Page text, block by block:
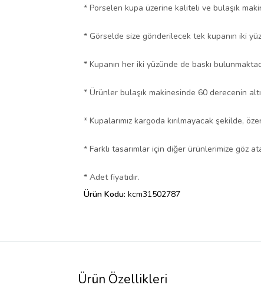
* Porselen kupa üzerine kaliteli ve bulaşık
* Görselde size gönderilecek tek kupanın iki
* Kupanın her iki yüzünde de baskı
* Ürünler bulaşık makinesinde 60 derecenin
* Kupalarımız kargoda kırılmayacak şekilde,
* Farklı tasarımlar için diğer ürünlerimize göz
* Adet fiyatıdır.
Ürün Kodu: kcm31502787
Ürün Özellikleri